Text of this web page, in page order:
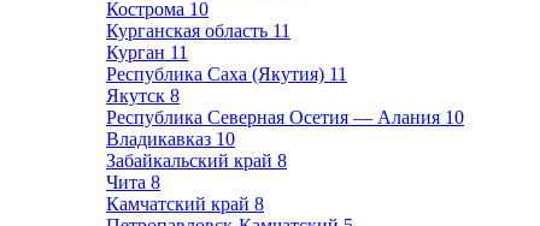
Кострома 10
Курганская область 11
Курган 11
Республика Саха (Якутия) 11
Якутск 8
Республика Северная Осетия — Алания 10
Владикавказ 10
Забайкальский край 8
Чита 8
Камчатский край 8